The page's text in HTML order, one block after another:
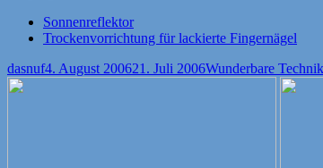
Sonnenreflektor
Trockenvorrichtung für lackierte Fingernägel
Autor
dasnufVeröffentlicht
4. August 200621. Juli 2006Kategorien
Wunderbare